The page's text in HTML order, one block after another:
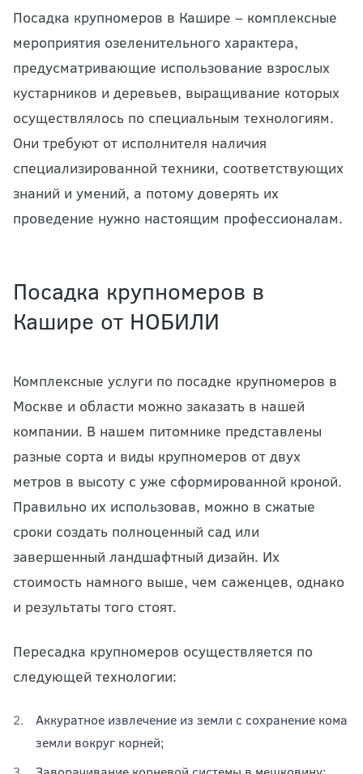
Посадка крупномеров в Кашире – комплексные
мероприятия озеленительного характера,
предусматривающие использование взрослых
кустарников и деревьев, выращивание которых
осуществлялось по специальным технологиям.
Они требуют от исполнителя наличия
специализированной техники, соответствующих
знаний и умений, а потому доверять их
проведение нужно настоящим профессионалам.
Посадка крупномеров в
Кашире от НОБИЛИ
Комплексные услуги по посадке крупномеров в
Москве и области можно заказать в нашей
компании. В нашем питомнике представлены
разные сорта и виды крупномеров от двух
метров в высоту с уже сформированной кроной.
Правильно их использовав, можно в сжатые
сроки создать полноценный сад или
завершенный ландшафтный дизайн. Их
стоимость намного выше, чем саженцев, однако
и результаты того стоят.
Пересадка крупномеров осуществляется по
следующей технологии:
Аккуратное извлечение из земли с сохранение кома
земли вокруг корней;